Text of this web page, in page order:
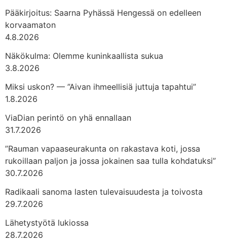
Pääkirjoitus: Saarna Pyhässä Hengessä on edelleen
korvaamaton
4.8.2026
Näkökulma: Olemme kuninkaallista sukua
3.8.2026
Miksi uskon? — ”Aivan ihmeellisiä juttuja tapahtui”
1.8.2026
ViaDian perintö on yhä ennallaan
31.7.2026
”Rauman vapaaseurakunta on rakastava koti, jossa
rukoillaan paljon ja jossa jokainen saa tulla kohdatuksi”
30.7.2026
Radikaali sanoma lasten tulevaisuudesta ja toivosta
29.7.2026
Lähetystyötä lukiossa
28.7.2026